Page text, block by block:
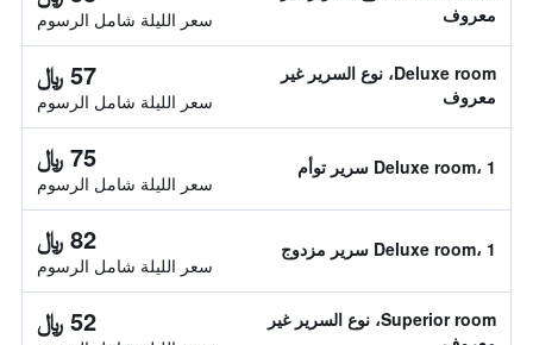
معروف
سعر الليلة شامل الرسوم
Deluxe room، نوع السرير غير
معروف
57 ﷼
سعر الليلة شامل الرسوم
Deluxe room، 1 سرير توأم 75 ﷼
سعر الليلة شامل الرسوم
Deluxe room، 1 سرير مزدوج 82 ﷼
سعر الليلة شامل الرسوم
Superior room، نوع السرير غير
52 ﷼